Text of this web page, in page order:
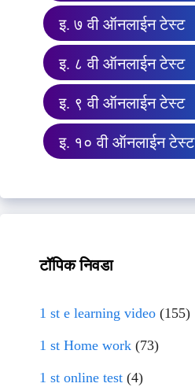
इ. ७ वी ऑनलाईन टेस्ट
इ. ८ वी ऑनलाईन टेस्ट
इ. ९ वी ऑनलाईन टेस्ट
इ. १० वी ऑनलाईन टेस्ट
टॉपिक निवडा
1 st e learning video (155)
1 st Home work (73)
1 st online test (4)